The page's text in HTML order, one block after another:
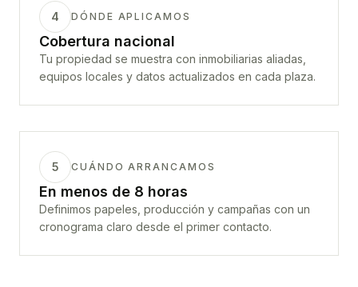
4 DÓNDE APLICAMOS
Cobertura nacional
Tu propiedad se muestra con inmobiliarias aliadas,
equipos locales y datos actualizados en cada plaza.
5 CUÁNDO ARRANCAMOS
En menos de 8 horas
Definimos papeles, producción y campañas con un
cronograma claro desde el primer contacto.